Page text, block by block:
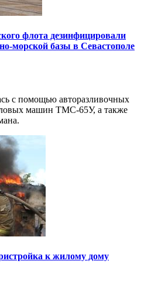
флота дезинфицировали
морской базы в Севастополе
с помощью авторазливочных
машин ТМС-65У, а также
к жилому дому